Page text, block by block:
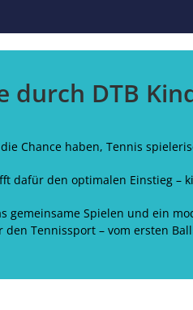
durch DTB
Chance haben, Tennis
dafür den optimalen Einstieg
gemeinsame Spielen und ein
Tennissport – vom ersten